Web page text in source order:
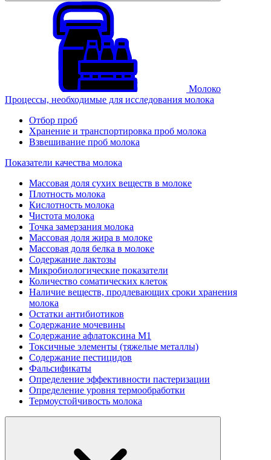
Молоко
Процессы, необходимые для исследования молока
Отбор проб
Хранение и транспортировка проб молока
Взвешивание проб молока
Показатели качества молока
Массовая доля сухих веществ в молоке
Плотность молока
Кислотность молока
Чистота молока
Точка замерзания молока
Массовая доля жира в молоке
Массовая доля белка в молоке
Содержание лактозы
Микробиологические показатели
Количество соматических клеток
Наличие веществ, продлевающих сроки хранения
молока
Остатки антибиотиков
Содержание мочевины
Содержание афлатоксина М1
Токсичные элементы (тяжелые металлы)
Содержание пестицидов
Фальсификаты
Определение эффективности пастеризации
Определение уровня термообработки
Термоустойчивость молока